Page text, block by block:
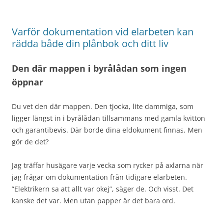
Varför dokumentation vid elarbeten kan
rädda både din plånbok och ditt liv
Den där mappen i byrålådan som ingen
öppnar
Du vet den där mappen. Den tjocka, lite dammiga, som
ligger längst in i byrålådan tillsammans med gamla kvitton
och garantibevis. Där borde dina eldokument finnas. Men
gör de det?
Jag träffar husägare varje vecka som rycker på axlarna när
jag frågar om dokumentation från tidigare elarbeten.
”Elektrikern sa att allt var okej”, säger de. Och visst. Det
kanske det var. Men utan papper är det bara ord.